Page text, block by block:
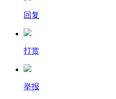
回复
打赏
举报